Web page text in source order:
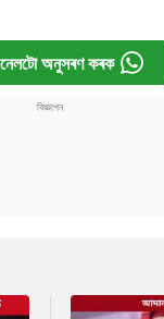
অনুসৰণ কৰক